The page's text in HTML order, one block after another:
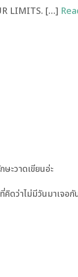
LIMITS. […]
ะวาดเขียนอ่ะ
ว่าไม่มีวันมาเจอกั